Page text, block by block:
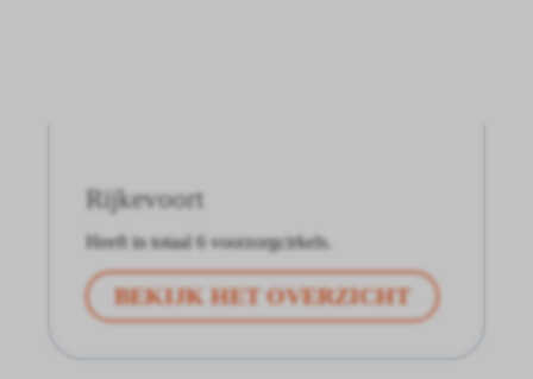
Rijkevoort
Heeft in totaal 6 voorzorgcirkels.
BEKIJK HET OVERZICHT